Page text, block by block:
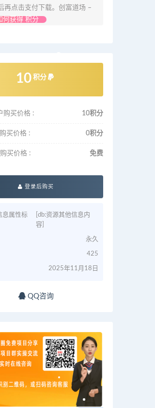
再点击支付下载。创富道场 –
何获得 积分
10 积分
购买价格 : 10积分
买价格 : 0积分
买价格 : 免费
登录后购买
息属性标
[db:资源其他信息内
容]
永久
425
2025年11月18日
QQ咨询